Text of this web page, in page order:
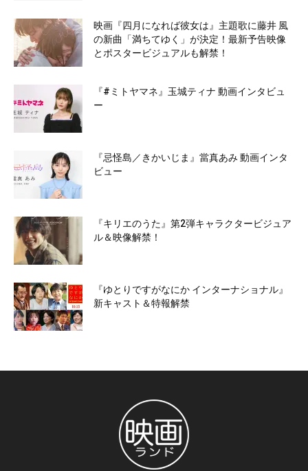
映画『四月になれば彼女は』主題歌に藤井 風
の新曲「満ちてゆく」が決定！最新予告映像
とポスタービジュアルも解禁！
『#ミトヤマネ』玉城ティナ 動画インタビュ
ー
『忌怪島／きかいじま』當真あみ 動画インタ
ビュー
『キリエのうた』第2弾キャラクタービジュア
ル＆映像解禁！
『ゆとりですがなにか インターナショナル』
新キャスト＆特報解禁